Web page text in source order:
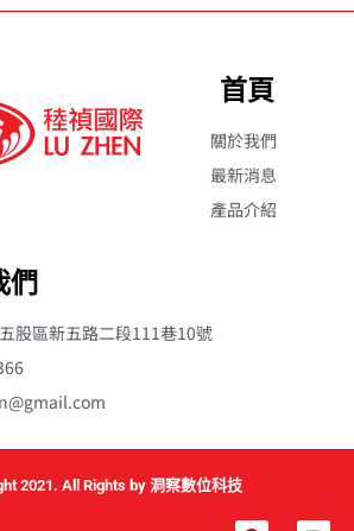
首頁
關於我們
最新消息
產品介紹
們
股區新五路二段111巷10號
2021. All Rights by 洞察數位科技